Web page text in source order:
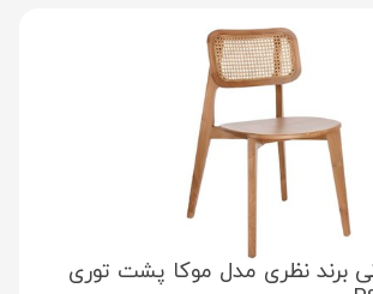
برند نظری مدل موکا پشت توری